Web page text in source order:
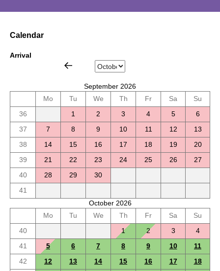
Calendar
Arrival
September 2026
Mo
Tu We Th Fr Sa
Su
36
1 2 3 4 5
6
37
7 8 9 10 11 12
13
38
14 15 16 17 18 19
20
39
21 22 23 24 25 26
27
40
28 29
30
41
October 2026
Mo
Tu We Th Fr Sa
Su
40
1 2 3
4
41
5 6 7 8 9 10
11
42
12 13 14 15 16 17
18